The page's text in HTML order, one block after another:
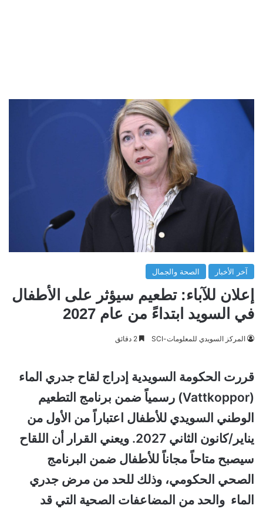
آخر الأخبار الصحة والجمال
إعلان للآباء: تطعيم سيؤثر على الأطفال
في السويد ابتداءً من عام 2027
المركز السويدي للمعلومات-SCI
قررت الحكومة السويدية إدراج لقاح جدري الماء
(Vattkoppor) رسمياً ضمن برنامج التطعيم
الوطني السويدي للأطفال اعتباراً من الأول من
يناير/كانون الثاني 2027. ويعني القرار أن اللقاح
سيصبح متاحاً مجاناً للأطفال ضمن البرنامج
الصحي الحكومي، وذلك للحد من مرض جدري
الماء والحد من المضاعفات الصحية التي قد